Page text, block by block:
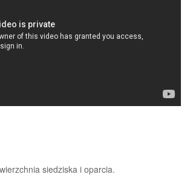
siedziska i oparcia.